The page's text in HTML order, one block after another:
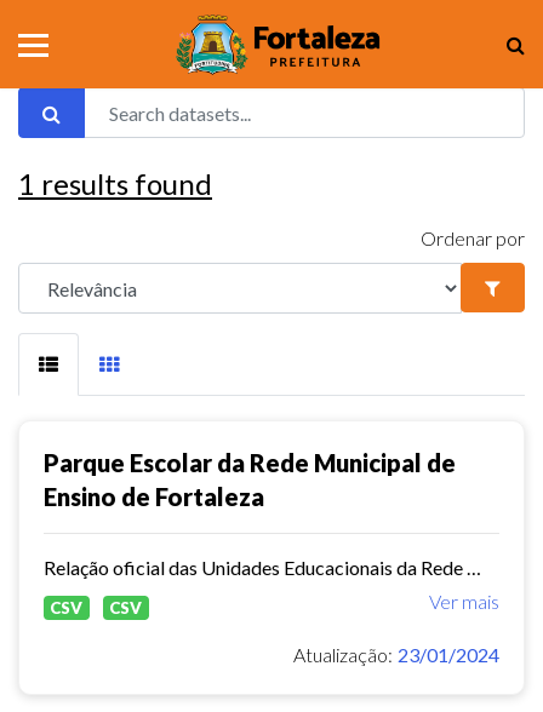
1 results found
Ordenar por
Parque Escolar da Rede Municipal de
Ensino de Fortaleza
Ver mais
CSV CSV
Atualização: 23/01/2024